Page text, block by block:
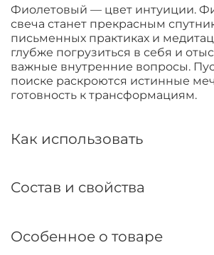
Фиолетовый — цвет интуиции.
свеча станет прекрасным
письменных практиках и
глубже погрузиться в себя и
важные внутренние вопросы.
поиске раскроются истинные
готовность к трансформациям.
Как использовать
Состав и свойства
Особенное о товаре